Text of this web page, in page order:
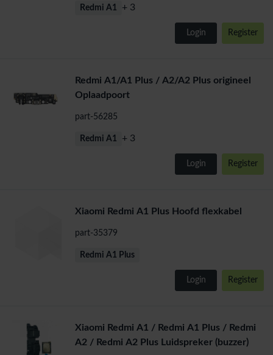
Redmi A1 + 3
Login Register
Redmi A1/A1 Plus / A2/A2 Plus origineel
Oplaadpoort
part-56285
Redmi A1 + 3
Login Register
Xiaomi Redmi A1 Plus Hoofd flexkabel
part-35379
Redmi A1 Plus
Login Register
Xiaomi Redmi A1 / Redmi A1 Plus / Redmi
A2 / Redmi A2 Plus Luidspreker (buzzer)